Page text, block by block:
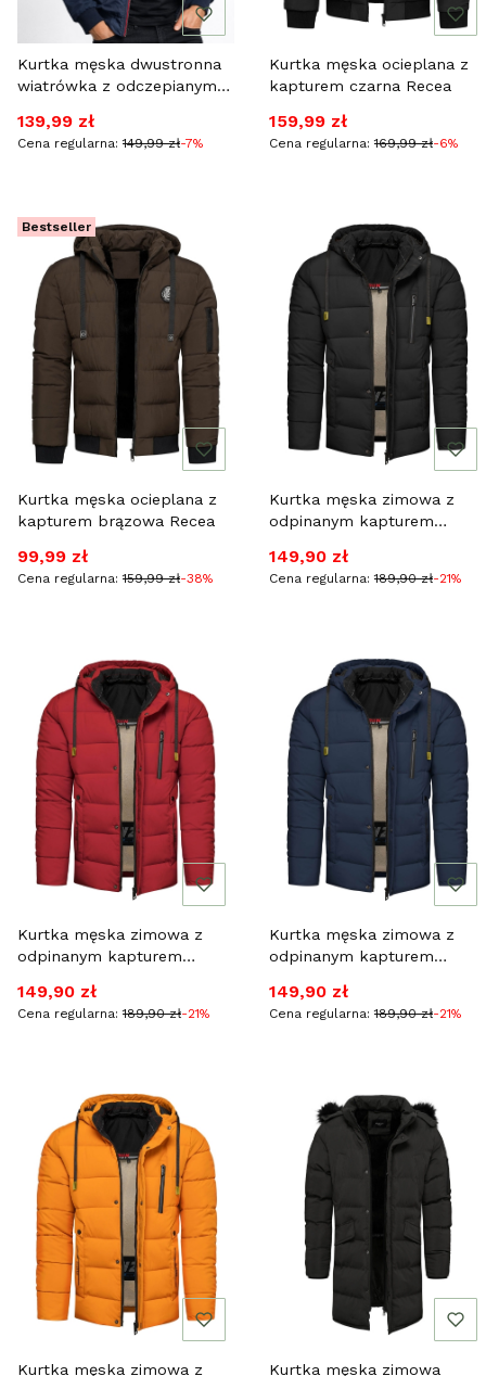
Kurtka męska dwustronna
wiatrówka z odczepianym
Cena promocyjna
139,99 zł
Cena regularna: 149,99 zł-7%
Kurtka męska ocieplana z
kapturem czarna Recea
Cena promocyjna
159,99 zł
Cena regularna: 169,99 zł-6%
Bestseller
Kurtka męska ocieplana z
kapturem brązowa Recea
Cena promocyjna
99,99 zł
Cena regularna: 159,99 zł-38%
Kurtka męska zimowa z
odpinanym kapturem
Cena promocyjna
149,90 zł
Cena regularna: 189,90 zł-21%
Kurtka męska zimowa z
odpinanym kapturem
Cena promocyjna
149,90 zł
Cena regularna: 189,90 zł-21%
Kurtka męska zimowa z
odpinanym kapturem
Cena promocyjna
149,90 zł
Cena regularna: 189,90 zł-21%
Kurtka męska zimowa z Kurtka męska zimowa